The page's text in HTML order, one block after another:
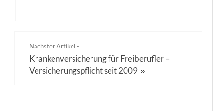
Nächster Artikel -
Krankenversicherung für Freiberufler –
Versicherungspflicht seit 2009 »